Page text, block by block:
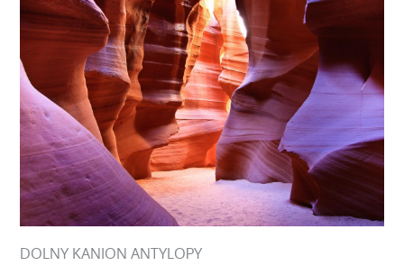
DOLNY KANION ANTYLOPY